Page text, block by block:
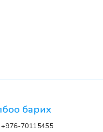
барих
+976-70115455